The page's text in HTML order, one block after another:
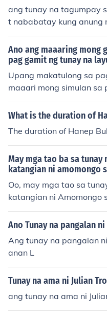
ang tunay na tagumpay
t nababatay kung anung
agtagumpay man tayo
a mang bagay na
na tagumpay ng buhay
giging kuntento tayo sa
atin ng diyos... at higit
ating buhay......
Ano ang maaaring mong
pag gamit ng tunay na
Upang makatulong sa
maaari mong simulan sa
pagnilayan ng iyong
ay. Isaisip kung ano ang
dhikain. Mahalaga rin na
nasyon sa pag-abot ng
What is the duration of
The duration of Hanep
May mga tao ba sa tunay
katangian ni amomongo
Oo, may mga tao sa
katangian ni Amomongo
ga tao na may ganitong
pag-unawa sa kanilang
amon. Sila ay madalas
kit, na nagtuturo sa atin
a at pagtutulungan sa
Ano Tunay na pangalan ni
Ang tunay na pangalan
anan L
Tunay na ama ni Julian
ang tunay na ama ni